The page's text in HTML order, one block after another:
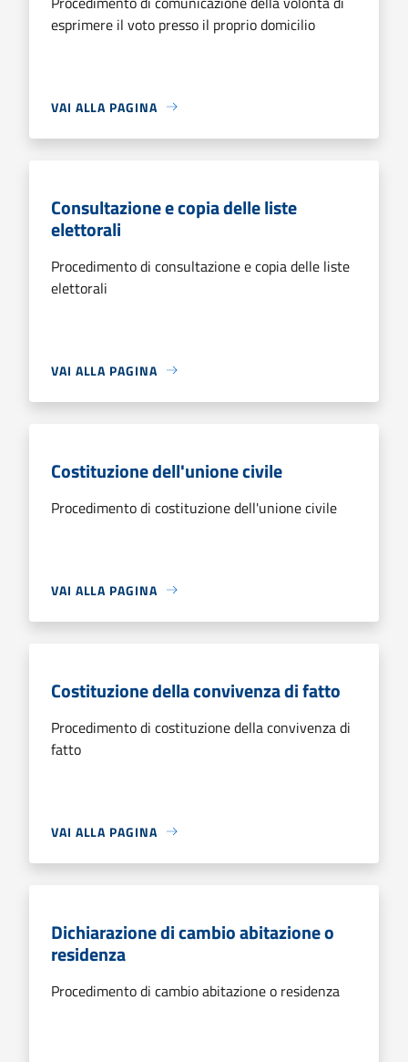
esprimere il voto presso il proprio domicilio
VAI ALLA PAGINA
Consultazione e copia delle liste
elettorali
Procedimento di consultazione e copia delle liste
elettorali
VAI ALLA PAGINA
Costituzione dell'unione civile
Procedimento di costituzione dell'unione civile
VAI ALLA PAGINA
Costituzione della convivenza di fatto
Procedimento di costituzione della convivenza di
fatto
VAI ALLA PAGINA
Dichiarazione di cambio abitazione o
residenza
Procedimento di cambio abitazione o residenza